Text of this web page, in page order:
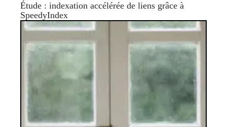
Étude : indexation accélérée de liens grâce à
SpeedyIndex